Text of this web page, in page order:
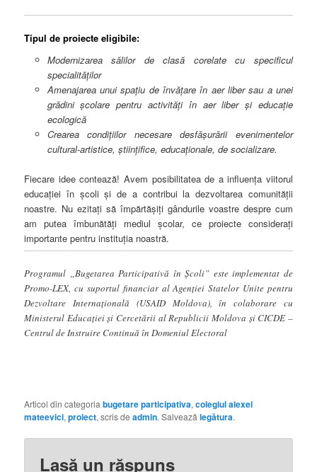
Tipul de proiecte eligibile:
Modernizarea sălilor de clasă corelate cu specificul
specialităților
Amenajarea unui spațiu de învățare în aer liber sau a unei
grădini școlare pentru activități în aer liber și educație
ecologică
Crearea condițiilor necesare desfășurării evenimentelor
cultural-artistice, științifice, educaționale, de socializare.
Fiecare idee contează! Avem posibilitatea de a influența viitorul
educației în școli și de a contribui la dezvoltarea comunității
noastre. Nu ezitați să împărtășiți gândurile voastre despre cum
am putea îmbunătăți mediul școlar, ce proiecte considerați
importante pentru instituția noastră.
Programul „Bugetarea Participativă în Școli” este implementat de
Promo-LEX, cu suportul financiar al Agenției Statelor Unite pentru
Dezvoltare Internațională (USAID Moldova), în colaborare cu
Ministerul Educației și Cercetării al Republicii Moldova și CICDE –
Centrul de Instruire Continuă în Domeniul Electoral
Articol din categoriabugetare participativa,colegiul alexei
mateevici,proiect, scris deadmin. Salveazălegătura.
Lasă un răspuns